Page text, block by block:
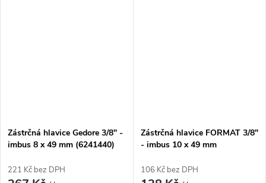
Zástrčná hlavice Gedore 3/8" -
imbus 8 x 49 mm (6241440)
221 Kč bez DPH
Zástrčná hlavice FORMAT 3/8"
- imbus 10 x 49 mm
106 Kč bez DPH